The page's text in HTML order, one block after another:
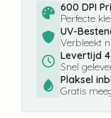
600 DPI
Perfecte
UV-
Verbleekt
Levertijd
Snel
Plaksel
Gratis